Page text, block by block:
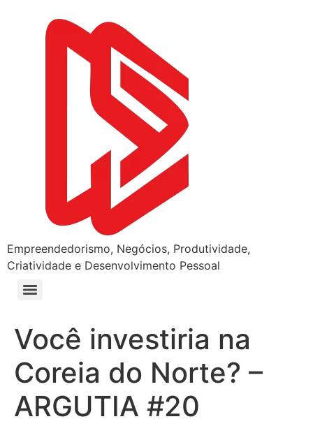
Empreendedorismo, Negócios, Produtividade,
Criatividade e Desenvolvimento Pessoal
Você investiria na
Coreia do Norte? –
ARGUTIA #20